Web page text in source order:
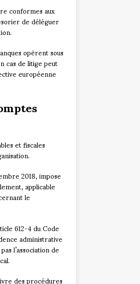
conformes aux
de déléguer
opèrent sous
cas de litige peut
européenne
et fiscales
2018, impose
applicable
le
612-4 du Code
administrative
l’association de